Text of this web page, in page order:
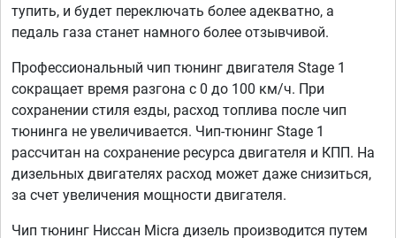
тупить, и будет переключать более адекватно, а
педаль газа станет намного более отзывчивой.
Профессиональный чип тюнинг двигателя Stage 1
сокращает время разгона с 0 до 100 км/ч. При
сохранении стиля езды, расход топлива после чип
тюнинга не увеличивается. Чип-тюнинг Stage 1
рассчитан на сохранение ресурса двигателя и КПП. На
дизельных двигателях расход может даже снизиться,
за счет увеличения мощности двигателя.
Чип тюнинг Ниссан Micra дизель производится путем